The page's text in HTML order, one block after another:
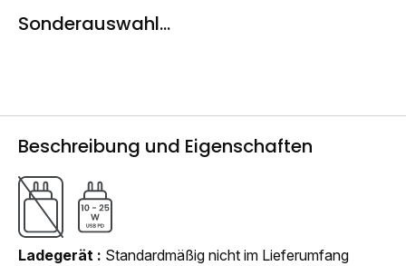
Sonderauswahl...
Beschreibung und Eigenschaften
Ladegerät
Standardmäßig nicht im Lieferumfang